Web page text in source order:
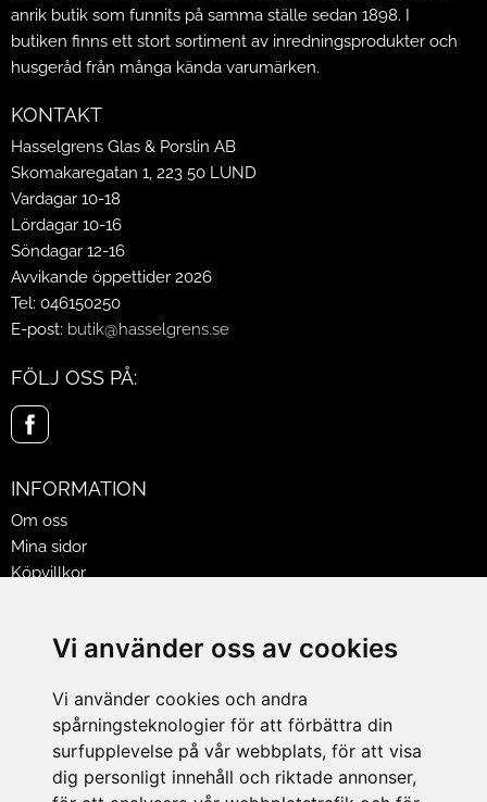
Vi använder oss av cookies
Vi använder cookies och andra
spårningsteknologier för att förbättra din
surfupplevelse på vår webbplats, för att visa
dig personligt innehåll och riktade annonser,
anrik butik som funnits på samma ställe sedan 1898. I
butiken finns ett stort sortiment av inredningsprodukter och
husgeråd från många kända varumärken.
KONTAKT
Hasselgrens Glas & Porslin AB
Skomakaregatan 1, 223 50 LUND
Vardagar 10-18
Lördagar 10-16
Söndagar 12-16
Avvikande öppettider 2026
Tel: 046150250
E-post: butik@hasselgrens.se
FÖLJ OSS PÅ:
INFORMATION
Om oss
Mina sidor
Köpvillkor
Jobba på Hasselgrens
LEVERANS